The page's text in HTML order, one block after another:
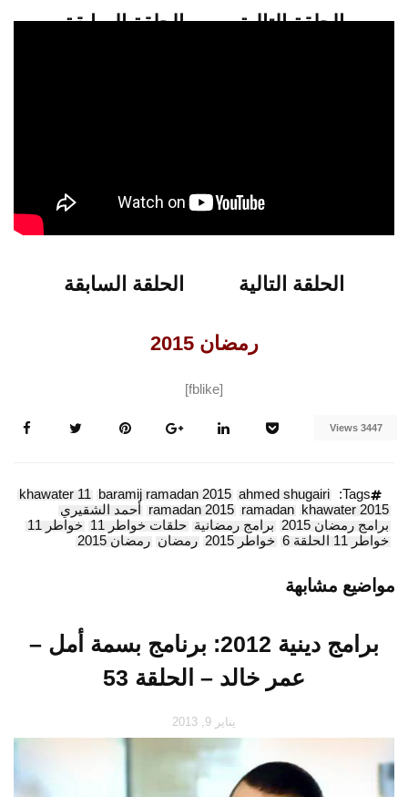
الحلقة التالية الحلقة السابقة
الحلقة التالية الحلقة السابقة
رمضان 2015
[fblike]
3447 Views
Tags:
ahmed shugairi
baramij ramadan 2015
khawater 11
khawater 2015
ramadan
ramadan 2015 أحمد الشقيري
برامج رمضان 2015
برامج رمضانية حلقات خواطر 11
خواطر 11
خواطر 11 الحلقة 6
خواطر 2015 رمضان رمضان 2015
مواضيع مشابهة
برامج دينية 2012: برنامج بسمة أمل –
عمر خالد – الحلقة 53
يناير 9, 2013